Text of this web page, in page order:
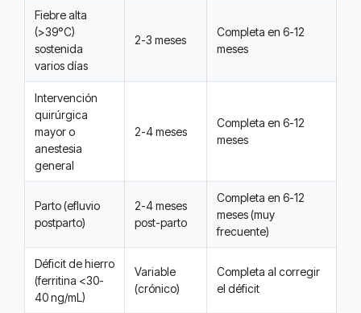
Fiebre alta
(>39°C)
sostenida
varios días
2-3 meses
Completa en 6-12
meses
Intervención
quirúrgica
mayor o
anestesia
general
2-4 meses
Completa en 6-12
meses
Parto (efluvio
postparto)
2-4 meses
post-parto
Completa en 6-12
meses (muy
frecuente)
Déficit de hierro
(ferritina <30-
40 ng/mL)
Variable
(crónico)
Completa al corregir
el déficit